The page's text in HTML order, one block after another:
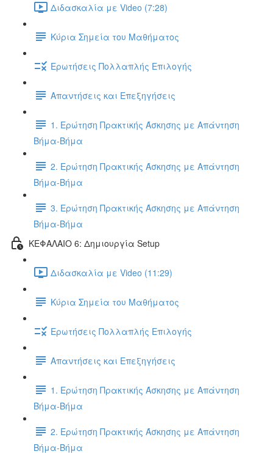
Διδασκαλία με Video (7:28)
Κύρια Σημεία του Μαθήματος
Ερωτήσεις Πολλαπλής Επιλογής
Απαντήσεις και Επεξηγήσεις
1. Ερώτηση Πρακτικής Άσκησης με Απάντηση
Βήμα-Βήμα
2. Ερώτηση Πρακτικής Άσκησης με Απάντηση
Βήμα-Βήμα
3. Ερώτηση Πρακτικής Άσκησης με Απάντηση
Βήμα-Βήμα
ΚΕΦΑΛΑΙΟ 6: Δημιουργία Setup
Διδασκαλία με Video (11:29)
Κύρια Σημεία του Μαθήματος
Ερωτήσεις Πολλαπλής Επιλογής
Απαντήσεις και Επεξηγήσεις
1. Ερώτηση Πρακτικής Άσκησης με Απάντηση
Βήμα-Βήμα
2. Ερώτηση Πρακτικής Άσκησης με Απάντηση
Βήμα-Βήμα